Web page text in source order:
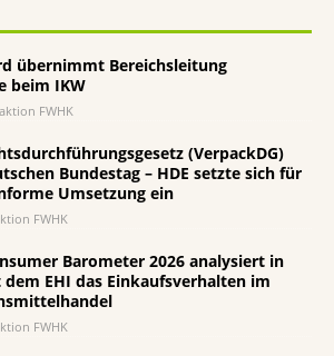
übernimmt Bereichsleitung
beim IKW
FWHK
(VerpackDG)
Bundestag – HDE setzte sich für
Umsetzung ein
FWHK
Barometer 2026 analysiert in
EHI das Einkaufsverhalten im
FWHK